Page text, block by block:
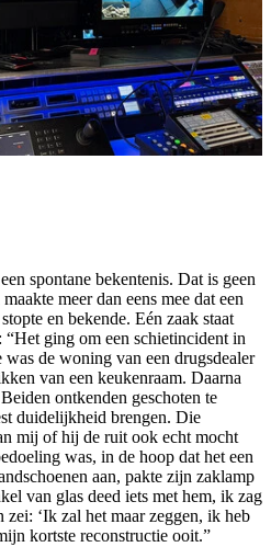
spontane bekentenis. Dat is geen
meer dan eens mee dat een
en bekende. Eén zaak staat
ging om een schietincident in
de woning van een drugsdealer
van een keukenraam. Daarna
ontkenden geschoten te
duidelijkheid brengen. Die
mij of hij de ruit ook echt mocht
was, in de hoop dat het een
aan, pakte zijn zaklamp
van glas deed iets met hem, ik zag
‘Ik zal het maar zeggen, ik heb
kortste reconstructie ooit.”